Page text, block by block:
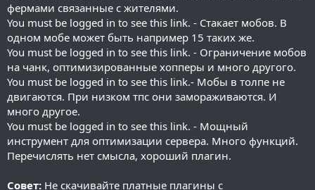
фермами связанные с жителями.
You must be logged in to see this link. - Стакает мобов. В
одном мобе может быть например 15 таких же.
You must be logged in to see this link. - Ограничение мобов
на чанк, оптимизированные хопперы и много другого.
You must be logged in to see this link.- Мобы в толпе не
двигаются. При низком тпс они замораживаются. И
много другое.
You must be logged in to see this link. - Мощный
инструмент для оптимизации сервера. Много функций.
Перечислять нет смысла, хороший плагин.
Совет: Не скачивайте платные плагины с